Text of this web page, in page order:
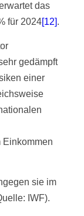
das
für 2024[12].
gedämpft
einer
Einkommen
sie im
IWF).